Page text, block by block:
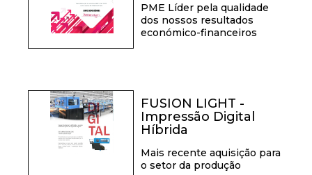
PME Líder pela qualidade
dos nossos resultados
económico-financeiros
FUSION LIGHT -
Impressão Digital
Híbrida
Mais recente aquisição para
o setor da produção